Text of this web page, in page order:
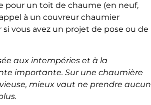
pour un toit de chaume (en neuf,
à un couvreur chaumier
si vous avez un projet de pose ou de
aux intempéries et à la
importante. Sur une chaumière
mieux vaut ne prendre aucun